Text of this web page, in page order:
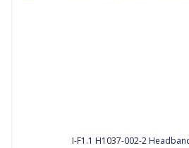
I-F1.1 H1037-002-2